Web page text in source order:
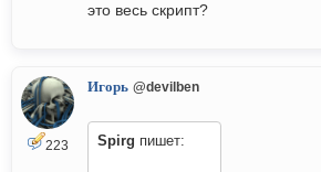
это весь скрипт?
223
Игорь @devilben
Spirg пишет: